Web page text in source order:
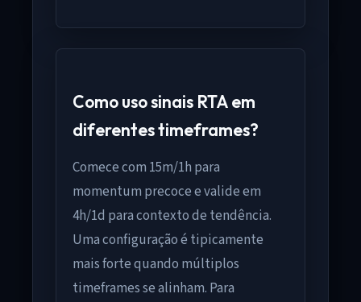
Como uso sinais RTA em
diferentes timeframes?
Comece com 15m/1h para
momentum precoce e valide em
4h/1d para contexto de tendência.
Uma configuração é tipicamente
mais forte quando múltiplos
timeframes se alinham. Para